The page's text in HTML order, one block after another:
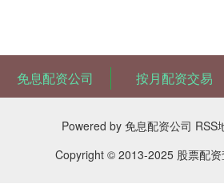
免息配资公司 按月配资交易
Powered by 免息配资公司 RSS
Copyright © 2013-2025 股票配